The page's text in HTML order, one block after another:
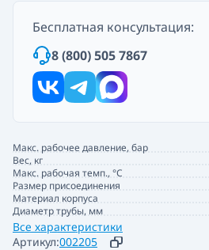
Артикул:002205
Макс. рабочее давление, бар
Вес, кг
Макс. рабочая темп., °С
Размер присоединения
Материал корпуса
Диаметр трубы, мм
Все характеристики
Бесплатная консультация:
8 (800) 505 7867